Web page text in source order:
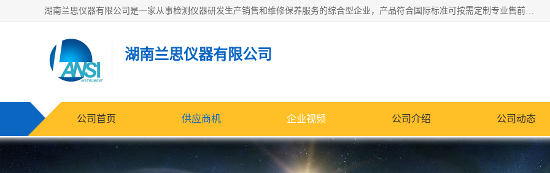
湖南兰思仪器有限公司是一家从事检测仪器研发生产销售和维修保养服务的综合型企业，产品符合国际标准可按需定制专业售前售后工程师，主要有门窗性能体验箱、门窗隔音展示箱、恒温恒湿试验箱、步入式恒温恒湿房、高低温试验箱、老化试验箱、老化试验房、恒温恒湿培养箱、水泥标准养护试验箱、电热鼓风干燥试验箱、真空干燥箱、工业烤箱、盐雾腐蚀试验箱等。
湖南兰思仪器有限公司
公司首页 供应商机 企业视频 公司介绍 公司动态